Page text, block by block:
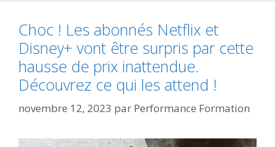
Choc ! Les abonnés Netflix et
Disney+ vont être surpris par cette
hausse de prix inattendue.
Découvrez ce qui les attend !
novembre 12, 2023 par Performance Formation